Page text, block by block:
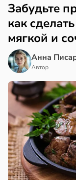
Забудьте
как
мягкой и
Анна
Автор